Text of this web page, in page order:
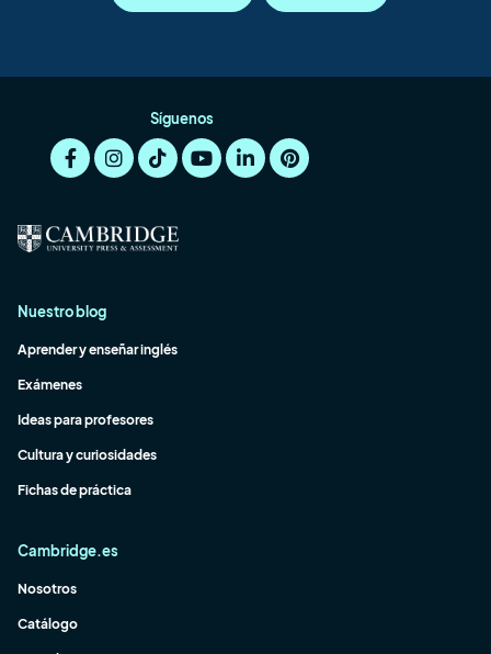
Síguenos
Nuestro blog
Aprender y enseñar inglés
Exámenes
Ideas para profesores
Cultura y curiosidades
Fichas de práctica
Cambridge.es
Nosotros
Catálogo